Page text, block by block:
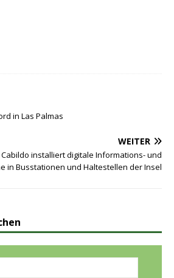
in Las Palmas
WEITER
Cabildo installiert digitale Informations- und
in Busstationen und Haltestellen der Insel